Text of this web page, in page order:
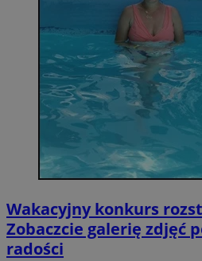
Wakacyjny konkurs
Zobaczcie galerię zdjęć
radości